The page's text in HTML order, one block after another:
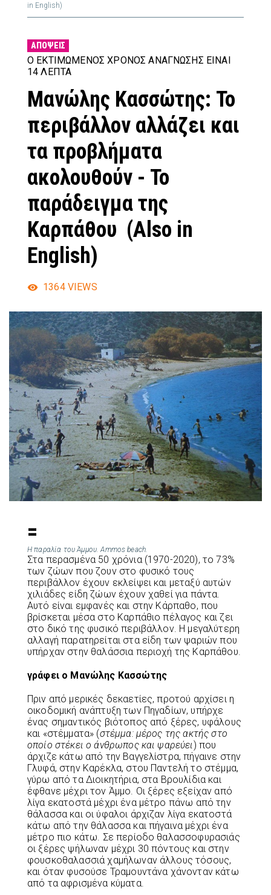
in English)
ΑΠΌΨΕΙΣ
Ο ΕΚΤΙΜΏΜΕΝΟΣ ΧΡΌΝΟΣ ΑΝΆΓΝΩΣΗΣ ΕΊΝΑΙ
14 ΛΕΠΤΆ
Μανώλης Κασσώτης: Το
περιβάλλον αλλάζει και
τα προβλήματα
ακολουθούν - Το
παράδειγμα της
Καρπάθου (Also in
English)
1364 VIEWS
=
Η παραλία του Άμμου. Ammos beach.
Στα περασμένα 50 χρόνια (1970-2020), το 73%
των ζώων που ζουν στο φυσικό τους
περιβάλλον έχουν εκλείψει και μεταξύ αυτών
χιλιάδες είδη ζώων έχουν χαθεί για πάντα.
Αυτό είναι εμφανές και στην Κάρπαθο, που
βρίσκεται μέσα στο Καρπάθιο πέλαγος και ζει
στο δικό της φυσικό περιβάλλον. Η μεγαλύτερη
αλλαγή παρατηρείται στα είδη των ψαριών που
υπήρχαν στην θαλάσσια περιοχή της Καρπάθου.
γράφει ο Μανώλης Κασσώτης
Πριν από μερικές δεκαετίες, προτού αρχίσει η
οικοδομική ανάπτυξη των Πηγαδίων, υπήρχε
ένας σημαντικός βιότοπος από ξέρες, υφάλους
και «στέμματα» (στέμμα: μέρος της ακτής στο
οποίο στέκει ο άνθρωπος και ψαρεύει) που
άρχιζε κάτω από την Βαγγελίστρα, πήγαινε στην
Γλυφά, στην Καρέκλα, στου Παντελή το στέμμα,
γύρω από τα Διοικητήρια, στα Βρουλίδια και
έφθανε μέχρι τον Άμμο. Οι ξέρες εξείχαν από
λίγα εκατοστά μέχρι ένα μέτρο πάνω από την
θάλασσα και οι ύφαλοι άρχιζαν λίγα εκατοστά
κάτω από την θάλασσα και πήγαινα μέχρι ένα
μέτρο πιο κάτω. Σε περίοδο θαλασσοφυρασιάς
οι ξέρες ψήλωναν μέχρι 30 πόντους και στην
φουσκοθαλασσιά χαμήλωναν άλλους τόσους,
και όταν φυσούσε Τραμουντάνα χάνονταν κάτω
από τα αφρισμένα κύματα.